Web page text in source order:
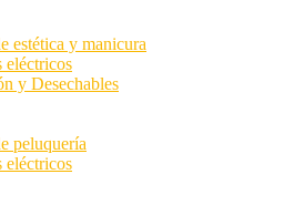
estética y manicura
eléctricos
y Desechables
peluquería
eléctricos